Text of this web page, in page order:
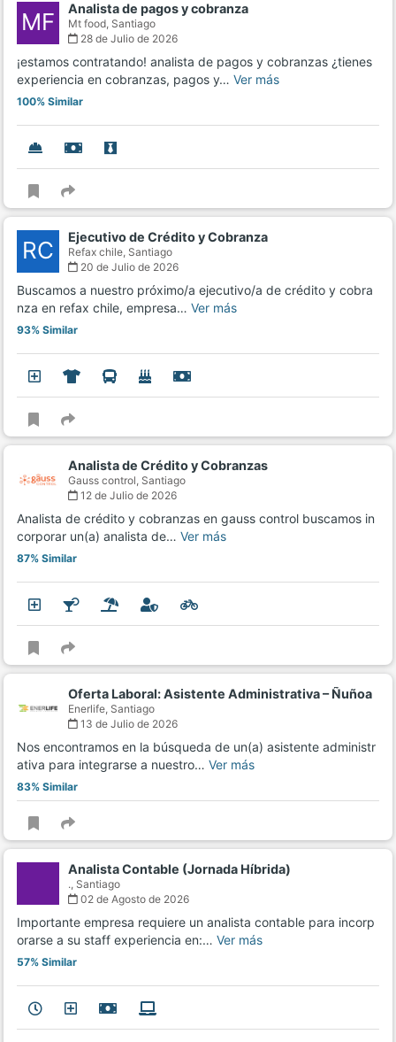
MF Analista de pagos y cobranza
Mt food, Santiago
28 de Julio de 2026
¡estamos contratando! analista de pagos y cobranzas ¿tienes
experiencia en cobranzas, pagos y… Ver más
100% Similar
RC Ejecutivo de Crédito y Cobranza
Refax chile, Santiago
20 de Julio de 2026
Buscamos a nuestro próximo/a ejecutivo/a de crédito y cobra
nza en refax chile, empresa… Ver más
93% Similar
Analista de Crédito y Cobranzas
Gauss control, Santiago
12 de Julio de 2026
Analista de crédito y cobranzas en gauss control buscamos in
corporar un(a) analista de… Ver más
87% Similar
Oferta Laboral: Asistente Administrativa – Ñuñoa
Enerlife, Santiago
13 de Julio de 2026
Nos encontramos en la búsqueda de un(a) asistente administr
ativa para integrarse a nuestro… Ver más
83% Similar
Analista Contable (Jornada Híbrida)
., Santiago
02 de Agosto de 2026
Importante empresa requiere un analista contable para incorp
orarse a su staff experiencia en:… Ver más
57% Similar